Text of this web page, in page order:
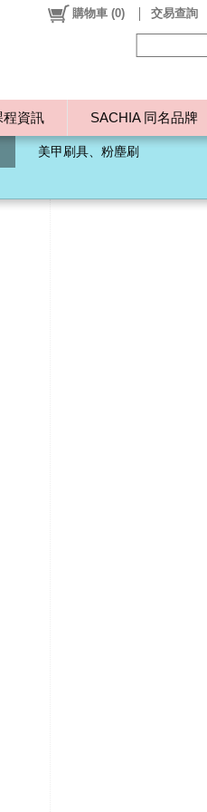
程資訊 SACHIA 同名品牌
購物車 (0) 交易查詢
美甲刷具、粉塵刷